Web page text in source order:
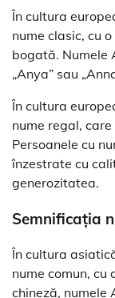
În cultura
nume clasic, cu
bogată. Numele
„Anya” sau
În cultura
nume regal,
Persoanele cu
înzestrate cu
generozitatea.
Semnificația
În cultura
nume comun,
chineză, numele